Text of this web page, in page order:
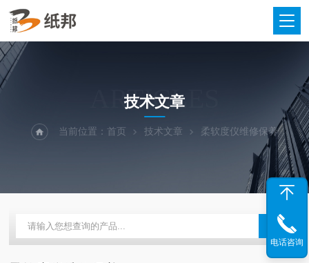
ARTICLES
技术文章
当前位置： 首页 技术文章 柔软度仪维修保养
电话咨询